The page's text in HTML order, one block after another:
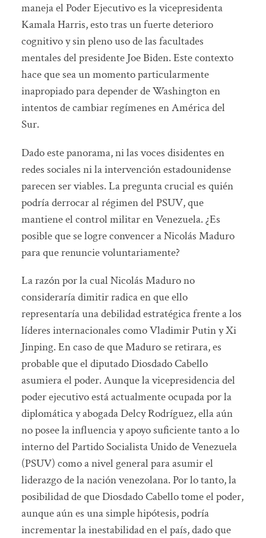
maneja el Poder Ejecutivo es la vicepresidenta
Kamala Harris, esto tras un fuerte deterioro
cognitivo y sin pleno uso de las facultades
mentales del presidente Joe Biden. Este contexto
hace que sea un momento particularmente
inapropiado para depender de Washington en
intentos de cambiar regímenes en América del
Sur.
Dado este panorama, ni las voces disidentes en
redes sociales ni la intervención estadounidense
parecen ser viables. La pregunta crucial es quién
podría derrocar al régimen del PSUV, que
mantiene el control militar en Venezuela. ¿Es
posible que se logre convencer a Nicolás Maduro
para que renuncie voluntariamente?
La razón por la cual Nicolás Maduro no
consideraría dimitir radica en que ello
representaría una debilidad estratégica frente a los
líderes internacionales como Vladimir Putin y Xi
Jinping. En caso de que Maduro se retirara, es
probable que el diputado Diosdado Cabello
asumiera el poder. Aunque la vicepresidencia del
poder ejecutivo está actualmente ocupada por la
diplomática y abogada Delcy Rodríguez, ella aún
no posee la influencia y apoyo suficiente tanto a lo
interno del Partido Socialista Unido de Venezuela
(PSUV) como a nivel general para asumir el
liderazgo de la nación venezolana. Por lo tanto, la
posibilidad de que Diosdado Cabello tome el poder,
aunque aún es una simple hipótesis, podría
incrementar la inestabilidad en el país, dado que